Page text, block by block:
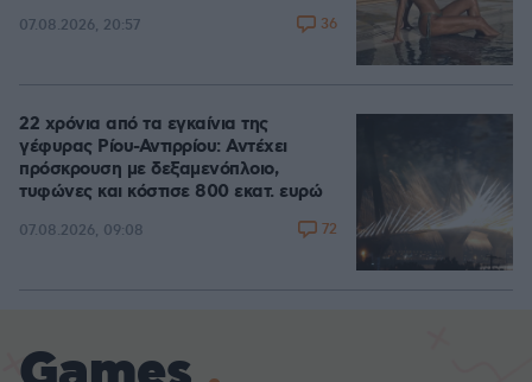
07.08.2026, 20:57 36
22 χρόνια από τα εγκαίνια της
γέφυρας Ρίου-Αντιρρίου: Αντέχει
πρόσκρουση με δεξαμενόπλοιο,
τυφώνες και κόστισε 800 εκατ. ευρώ
07.08.2026, 09:08 72